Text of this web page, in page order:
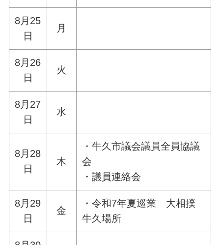
8月25
日
月
8月26
日
火
8月27
日
水
8月28
日
木
・牛久市議会議員全員協議
会
・議員連絡会
8月29
日
金
・令和7年夏巡業 大相撲
牛久場所